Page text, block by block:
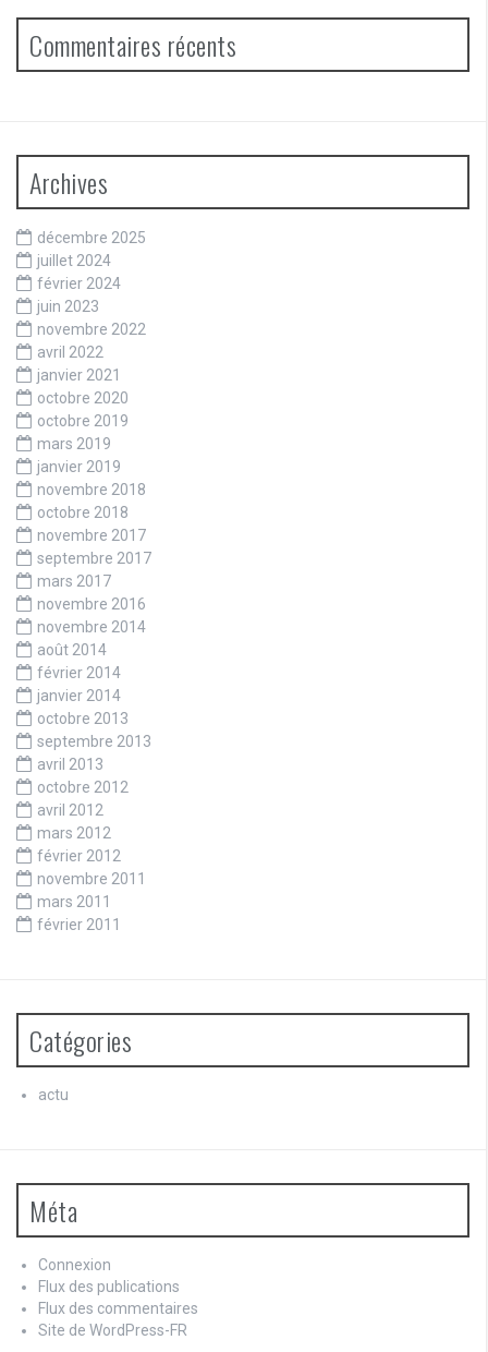
Commentaires récents
Archives
décembre 2025
juillet 2024
février 2024
juin 2023
novembre 2022
avril 2022
janvier 2021
octobre 2020
octobre 2019
mars 2019
janvier 2019
novembre 2018
octobre 2018
novembre 2017
septembre 2017
mars 2017
novembre 2016
novembre 2014
août 2014
février 2014
janvier 2014
octobre 2013
septembre 2013
avril 2013
octobre 2012
avril 2012
mars 2012
février 2012
novembre 2011
mars 2011
février 2011
Catégories
actu
Méta
Connexion
Flux des publications
Flux des commentaires
Site de WordPress-FR